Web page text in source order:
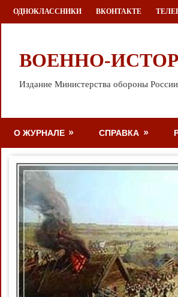
Перейти
к
ОДНОКЛАССНИКИ ВКОНТАКТЕ
ВОЕННО-
Издание Министерства обороны России
О ЖУРНАЛЕ СПРАВКА